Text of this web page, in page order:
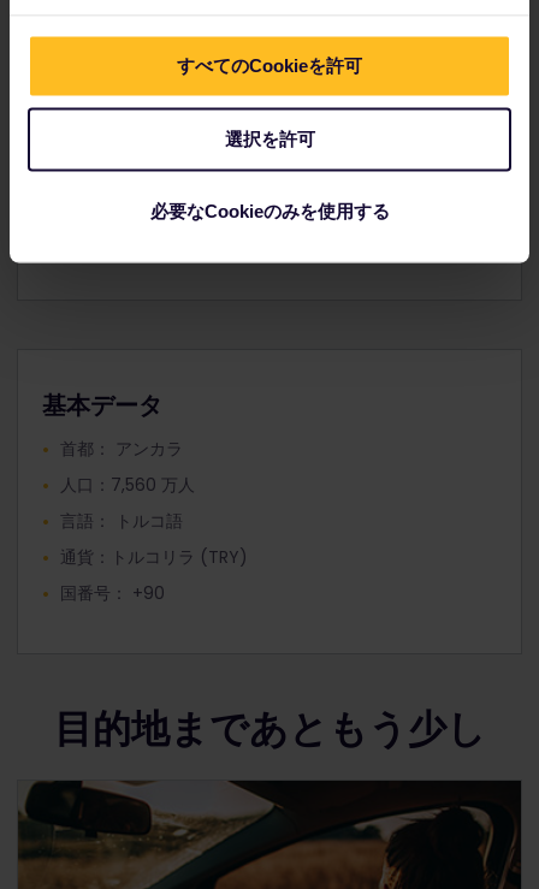
すべてのCookieを許可
選択を許可
必要なCookieのみを使用する
(Söğütlüçeşme) 駅、ペンディク (Pendik) 駅
します。
シルケジ (Sirkeci) 駅
停車しますが、国内線と国際線のチケット売り場があり
ます。
ハイダルパシャ (Haydarpasa) 駅
基本データ
首都： アンカラ
人口：7,560 万人
言語： トルコ語
通貨：トルコリラ (TRY)
国番号： +90
目的地まであともう少し